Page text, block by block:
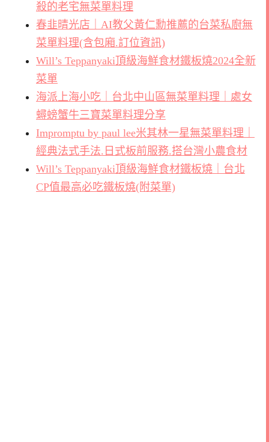
殺的老宅無菜單料理
春韭晴光店｜AI教父黃仁勳推薦的台菜私廚無
菜單料理(含包廂.訂位資訊)
Will’s Teppanyaki頂級海鮮食材鐵板燒2024全新
菜單
海派上海小吃｜台北中山區無菜單料理｜處女
蟳螃蟹牛三寶菜單料理分享
Impromptu by paul lee米其林一星無菜單料理｜
經典法式手法.日式板前服務.搭台灣小農食材
Will’s Teppanyaki頂級海鮮食材鐵板燒｜台北
CP值最高必吃鐵板燒(附菜單)